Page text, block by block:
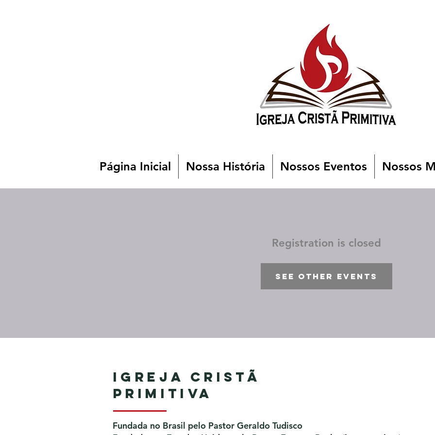
Página Inicial Nossa História Nossos Eventos Nossos
Registration is closed
See other events
Igreja Cristã
Primitiva
Fundada no Brasil pelo Pastor Geraldo Tudisco